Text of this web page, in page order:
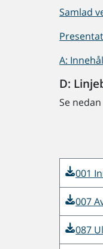
Samlad
A:
D:
Se nedan
001
007
087